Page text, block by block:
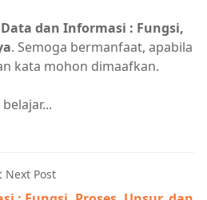
dan Informasi : Fungsi,
. Semoga bermanfaat, apabila
kata mohon dimaafkan.
Next Post